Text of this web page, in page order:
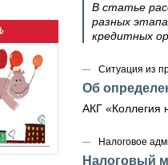
В статье
разных
кредитных
Ситуация из
Об
АКГ «Коллегия
Налоговое
Налоговый